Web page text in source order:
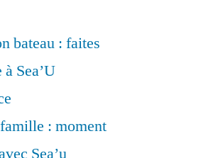
bateau : faites
Sea’U
: moment
Sea’u